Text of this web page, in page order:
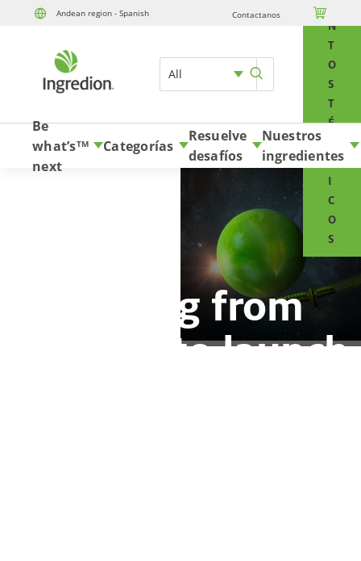
Andean region - Spanish Contactanos 
All
N
T
O
S
T
É
N
I
C
O
S
Be
what’s
next
TM Categorías
Resuelve
desafíos
Nuestros
ingredientes
Getting from
concept to launch